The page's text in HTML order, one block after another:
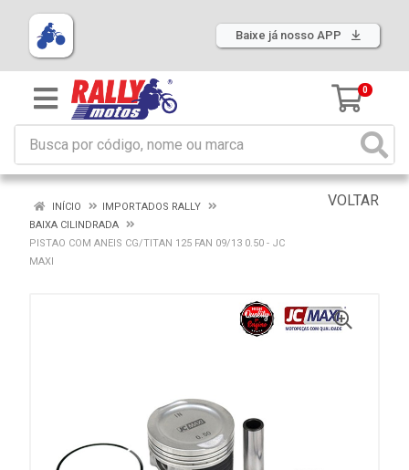
Baixe já nosso APP
0
VOLTAR
INÍCIO
IMPORTADOS RALLY
BAIXA CILINDRADA
PISTAO COM ANEIS CG/TITAN 125 FAN 09/13 0.50 - JC
MAXI